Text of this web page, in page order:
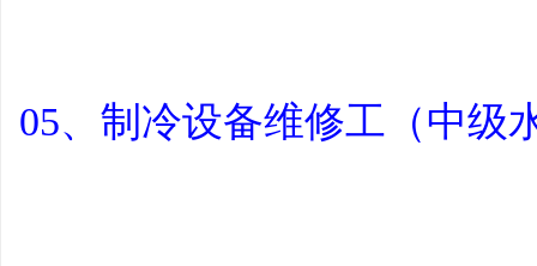
05、制冷设备维修工（中级